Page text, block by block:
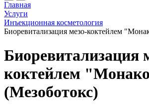
Главная
Услуги
Инъекционная косметология
Биоревитализация мезо-коктейлем
Биоревитализация
коктейлем
(Мезоботокс)